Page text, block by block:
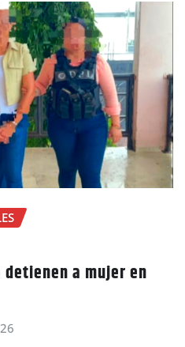
a mujer en